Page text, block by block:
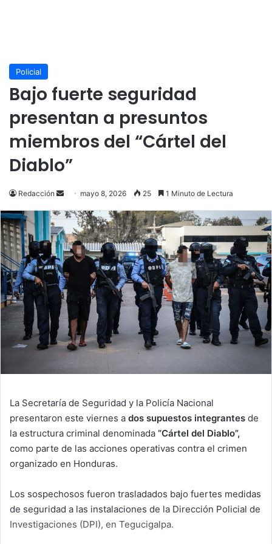
Policial
Bajo fuerte seguridad
presentan a presuntos
miembros del “Cártel del
Diablo”
Redacción
Send
email
mayo 8, 2026 25 1 Minuto de Lectura
La Secretaría de Seguridad y la Policía Nacional
presentaron este viernes a dos supuestos integrantes de
la estructura criminal denominada “Cártel del Diablo”,
como parte de las acciones operativas contra el crimen
organizado en Honduras.
Los sospechosos fueron trasladados bajo fuertes medidas
de seguridad a las instalaciones de la Dirección Policial de
Investigaciones (DPI), en Tegucigalpa.